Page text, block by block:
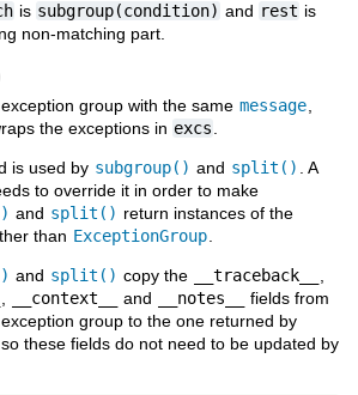
is subgroup(condition) and rest is
non-matching part.
group with the same message
the exceptions in excs
is used by subgroup() and split()
. A
to override it in order to make
and split() return instances of the
than ExceptionGroup
and split() copy the __traceback__
__context__ and __notes__
fields from
group to the one returned by
, so these fields do not need to be updated by